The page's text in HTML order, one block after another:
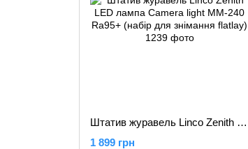
Штатив журавель Linco Zenith LED лампа Camera light MM-240 Ra95+ (набір для знімання flatlay)
1 899 грн